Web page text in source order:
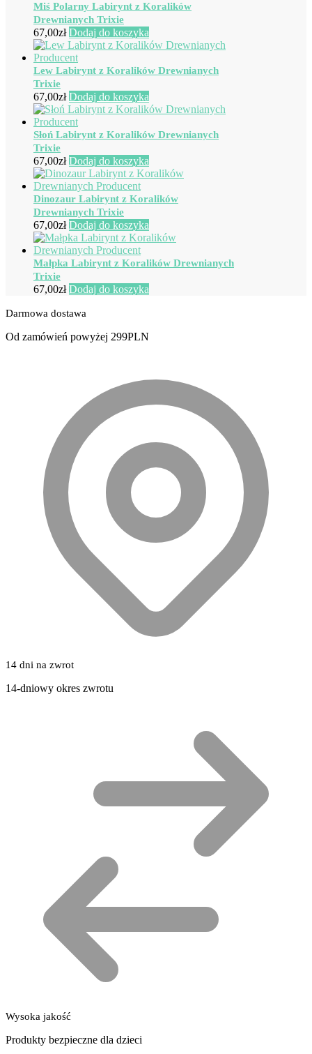
Miś Polarny Labirynt z Koralików
Drewnianych Trixie
67,00zł Dodaj do koszyka
Lew Labirynt z Koralików Drewnianych
Trixie
67,00zł Dodaj do koszyka
Słoń Labirynt z Koralików Drewnianych
Trixie
67,00zł Dodaj do koszyka
Dinozaur Labirynt z Koralików
Drewnianych Trixie
67,00zł Dodaj do koszyka
Małpka Labirynt z Koralików Drewnianych
Trixie
67,00zł Dodaj do koszyka
Darmowa dostawa
Od zamówień powyżej 299PLN
14 dni na zwrot
14-dniowy okres zwrotu
Wysoka jakość
Produkty bezpieczne dla dzieci